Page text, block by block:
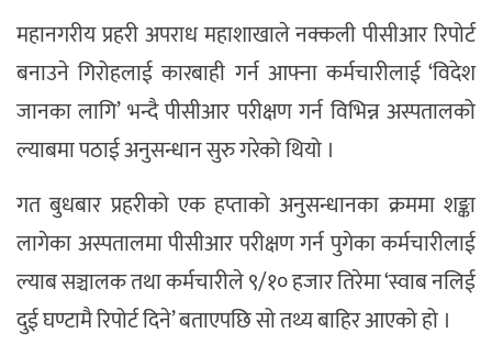
महानगरीय प्रहरी अपराध महाशाखाले नक्कली पीसीआर रिपोर्ट
बनाउने गिरोहलाई कारबाही गर्न आफ्ना कर्मचारीलाई ‘विदेश
जानका लागि’ भन्दै पीसीआर परीक्षण गर्न विभिन्न अस्पतालको
ल्याबमा पठाई अनुसन्धान सुरु गरेको थियो ।
गत बुधबार प्रहरीको एक हप्ताको अनुसन्धानका क्रममा शङ्का
लागेका अस्पतालमा पीसीआर परीक्षण गर्न पुगेका कर्मचारीलाई
ल्याब सञ्चालक तथा कर्मचारीले ९/१० हजार तिरेमा ‘स्वाब नलिई
दुई घण्टामै रिपोर्ट दिने’ बताएपछि सो तथ्य बाहिर आएको हो ।